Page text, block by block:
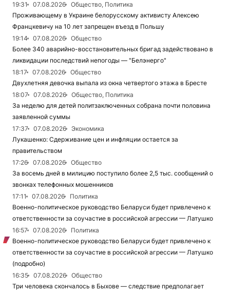
19:31
07.08.2026
Общество, Политика
Проживающему в Украине белорусскому активисту Алексею
Францкевичу на 10 лет запрещен въезд в Польшу
19:14
07.08.2026
Общество
Более 340 аварийно-восстановительных бригад задействовано в
ликвидации последствий непогоды — "Белэнерго"
18:17
07.08.2026
Общество
Двухлетняя девочка выпала из окна четвертого этажа в Бресте
18:07
07.08.2026
Общество, Политика
За неделю для детей политзаключенных собрана почти половина
заявленной суммы
17:37
07.08.2026
Экономика
Лукашенко: Сдерживание цен и инфляции остается за
правительством
17:26
07.08.2026
Общество
За восемь дней в милицию поступило более 2,5 тыс. сообщений о
звонках телефонных мошенников
17:11
07.08.2026
Политика
Военно-политическое руководство Беларуси будет привлечено к
ответственности за соучастие в российской агрессии — Латушко
16:57
07.08.2026
Политика
Военно-политическое руководство Беларуси будет привлечено к
ответственности за соучастие в российской агрессии — Латушко
(подробно)
16:35
07.08.2026
Общество
Три человека скончалось в Быхове — следствие предполагает